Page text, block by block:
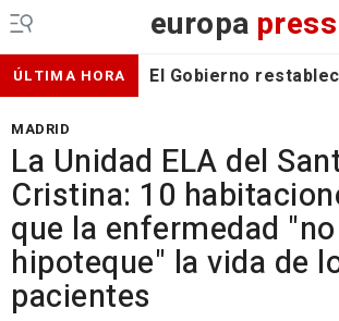
europa press
ÚLTIMA HORA El Gobierno
MADRID
La Unidad ELA del
Cristina: 10
que la enfermedad "no
hipoteque" la vida de
pacientes